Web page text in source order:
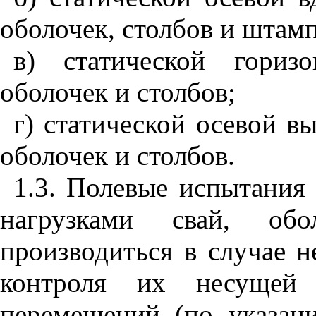
оболочек, столбов и
в) статической
оболочек и столбов;
г) статической осевой
оболочек и столбов.
1.3. Полевые испытания
нагрузками свай,
производиться в случае
контроля их